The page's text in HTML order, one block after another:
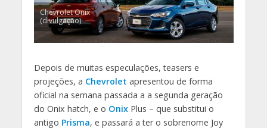
Chevrolet Onix
(divulgação)
Depois de muitas especulações, teasers e
projeções, a Chevrolet apresentou de forma
oficial na semana passada a a segunda geração
do Onix hatch, e o OnixPlus – que substitui o
antigo Prisma, e passará a ter o sobrenome Joy